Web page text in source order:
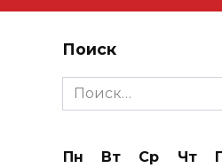
Поиск
Search
for:
Пн Вт Ср Чт